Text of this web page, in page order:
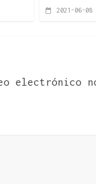
2021-06-08
electrónico